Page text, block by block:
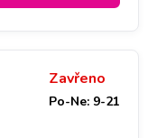
Zavřeno
Po-Ne: 9-21